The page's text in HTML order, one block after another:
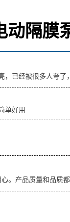
动隔膜
，已经被很多人夸
单好用
。产品质量和品质